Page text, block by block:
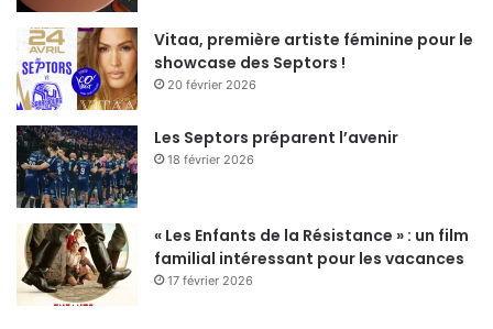
Vitaa, première artiste féminine pour le
showcase des Septors !
20 février 2026
Les Septors préparent l’avenir
18 février 2026
« Les Enfants de la Résistance » : un film
familial intéressant pour les vacances
17 février 2026